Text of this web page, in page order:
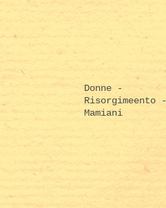
Donne -
Risorgimeento -
Mamiani